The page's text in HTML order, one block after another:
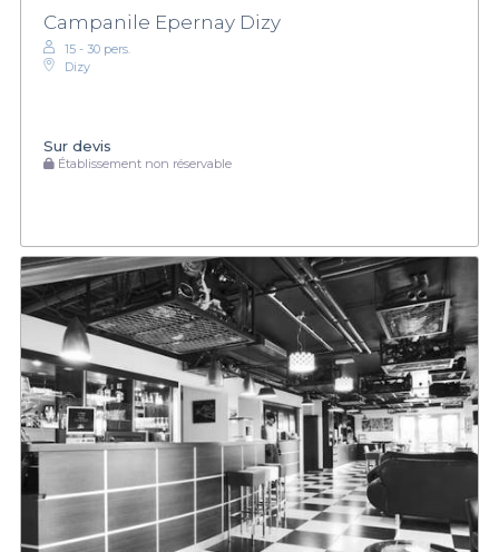
Campanile Epernay Dizy
15 - 30 pers.
Dizy
Sur devis
Établissement non réservable